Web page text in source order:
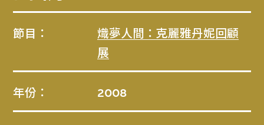
節目：
熾夢人間：克麗雅丹妮回顧
展
年份： 2008